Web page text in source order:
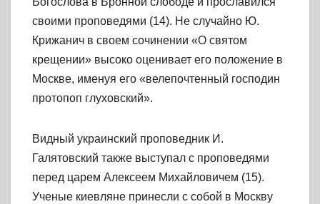
своими проповедями (14). Не случайно Ю.
Крижанич в своем сочинении «О святом
крещении» высоко оценивает его положение в
Москве, именуя его «велепочтенный господин
протопоп глуховский».
Видный украинский проповедник И.
Галятовский также выступал с проповедями
перед царем Алексеем Михайловичем (15).
Ученые киевляне принесли с собой в Москву